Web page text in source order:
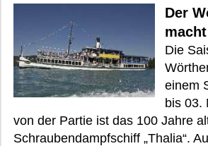
Der
Die
einem
bis 03.
von der Partie ist das 100 Jahre
Schraubendampfschiff „Thalia“.